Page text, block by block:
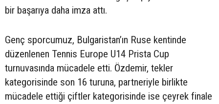
bir başarıya daha imza attı.
Genç sporcumuz, Bulgaristan’ın Ruse kentinde
düzenlenen Tennis Europe U14 Prista Cup
turnuvasında mücadele etti. Özdemir, tekler
kategorisinde son 16 turuna, partneriyle birlikte
mücadele ettiği çiftler kategorisinde ise çeyrek finale